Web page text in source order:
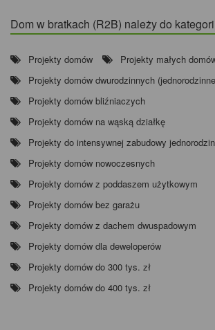
Dom w bratkach (R2B) należy do
Projekty domów
Projekty małych
Projekty domów dwurodzinnych
Projekty domów bliźniaczych
Projekty domów na wąską działkę
Projekty do intensywnej zabudowy
Projekty domów nowoczesnych
Projekty domów z poddaszem użytkowym
Projekty domów bez garażu
Projekty domów z dachem dwuspadowym
Projekty domów dla deweloperów
Projekty domów do 300 tys. zł
Projekty domów do 400 tys. zł